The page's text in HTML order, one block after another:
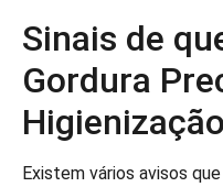
Sinais de
Gordura
Higienização
Existem vários avisos